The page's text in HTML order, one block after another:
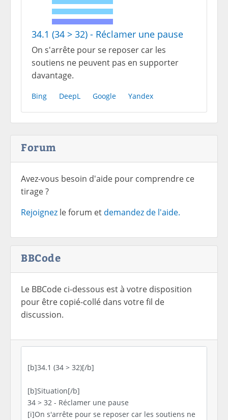
34.1 (34 > 32) - Réclamer une pause
On s'arrête pour se reposer car les
soutiens ne peuvent pas en supporter
davantage.
Bing DeepL Google Yandex
Forum
Avez-vous besoin d'aide pour comprendre ce
tirage ?
Rejoignez le forum et demandez de l'aide.
BBCode
Le BBCode ci-dessous est à votre disposition
pour être copié-collé dans votre fil de
discussion.